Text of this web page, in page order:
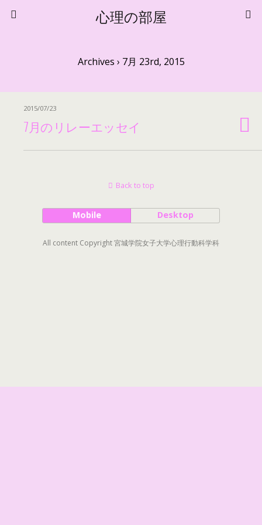
心理の部屋
Archives › 7月 23rd, 2015
2015/07/23
7月のリレーエッセイ
Back to top
Mobile Desktop
All content Copyright 宮城学院女子大学心理行動科学科